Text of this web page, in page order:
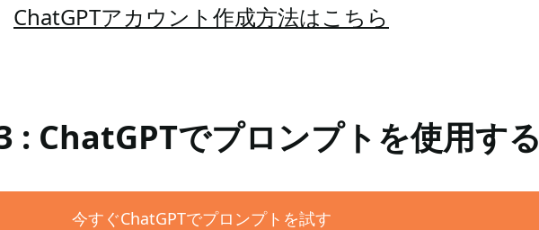
ChatGPTアカウント作成方法はこちら
: ChatGPTでプロンプトを使用する
今すぐChatGPTでプロンプトを試す